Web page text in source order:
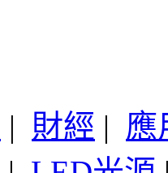
| 財經 | 應